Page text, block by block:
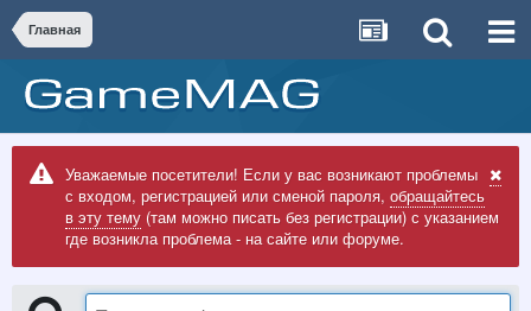
Главная
Уважаемые посетители! Если у вас возникают проблемы
с входом, регистрацией или сменой пароля, обращайтесь
в эту тему (там можно писать без регистрации) с указанием
где возникла проблема - на сайте или форуме.